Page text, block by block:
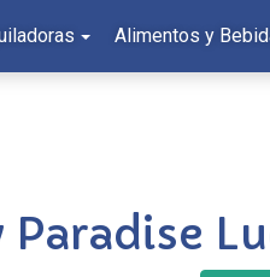
Alimentos y
Paradise